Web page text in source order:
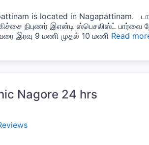
is located in Nagapattinam.
நிபுணர் இஎன்டி ஸ்பெசலிஸ்ட்
இரவு 9 மணி முதல் 10 மணி Read
Nagore 24 hrs